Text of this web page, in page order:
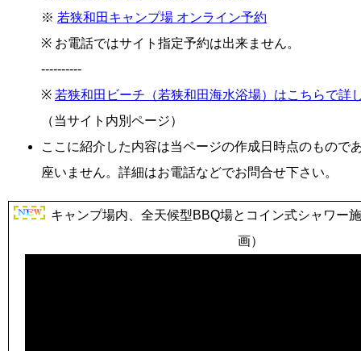
※ 若狭和田キャンプ場 オンライン予約
※ お電話ではサイト指定予約は出来ません。
----------
※ 若狭和田ビーチ（若狭和田海水浴場）はこちらで詳
（当サイト内別ページ）
ここに紹介した内容は当ページの作成日時点のもので
座いません。詳細はお電話などでお問合せ下さい。
キャンプ場内、全天候型BBQ場とコイン式シャワー
画）